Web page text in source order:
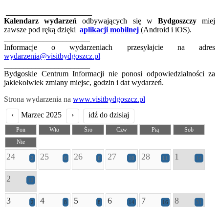
Kalendarz wydarzeńodbywających się w Bydgoszczymiej
zawsze pod ręką dzięki aplikacji mobilnej (Android i iOS).
Informacje o wydarzeniach przesyłajcie na adres
wydarzenia@visitbydgoszcz.pl
Bydgoskie Centrum Informacji nie ponosi odpowiedzialności za
jakiekolwiek zmiany miejsc, godzin i dat wydarzeń.
Strona wydarzenia na www.visitbydgoszcz.pl
‹
Marzec 2025 › idź do dzisiaj
Pon Wto Śro Czw Pią
Sob
Nie
24 2 25 6 26 6 27 10 28 11 1 14
2 12
3 2 4 8 5 8 6 14 7 16 8 31